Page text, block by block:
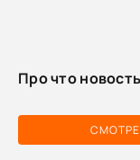
Про что